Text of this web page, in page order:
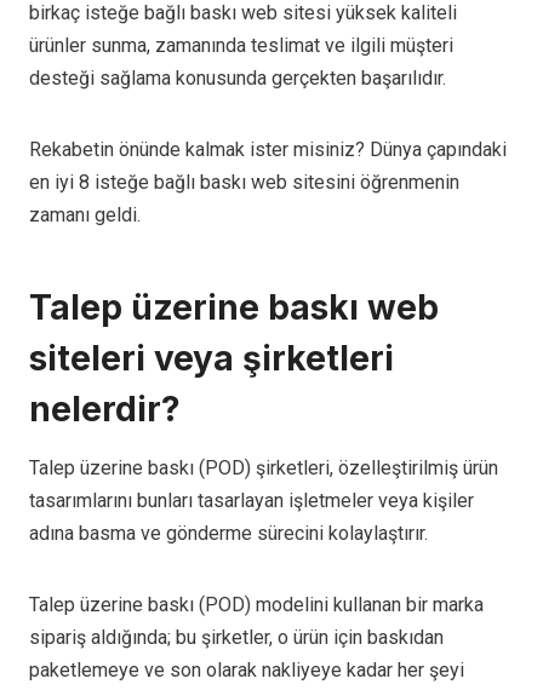
birkaç isteğe bağlı baskı web sitesi yüksek kaliteli
ürünler sunma, zamanında teslimat ve ilgili müşteri
desteği sağlama konusunda gerçekten başarılıdır.
Rekabetin önünde kalmak ister misiniz? Dünya çapındaki
en iyi 8 isteğe bağlı baskı web sitesini öğrenmenin
zamanı geldi.
Talep üzerine baskı web
siteleri veya şirketleri
nelerdir?
Talep üzerine baskı (POD) şirketleri, özelleştirilmiş ürün
tasarımlarını bunları tasarlayan işletmeler veya kişiler
adına basma ve gönderme sürecini kolaylaştırır.
Talep üzerine baskı (POD) modelini kullanan bir marka
sipariş aldığında; bu şirketler, o ürün için baskıdan
paketlemeye ve son olarak nakliyeye kadar her şeyi